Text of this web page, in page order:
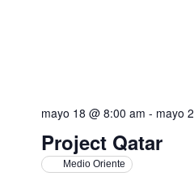
Project Qatar
mayo 18 @ 8:00 am - mayo
Medio Oriente